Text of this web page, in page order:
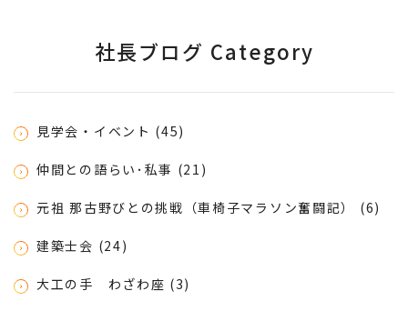
社長ブログ Category
見学会・イベント (45)
仲間との語らい･私事 (21)
元祖 那古野びとの挑戦（車椅子マラソン奮闘記） (6)
建築士会 (24)
大工の手 わざわ座 (3)